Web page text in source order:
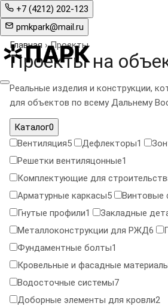
+7 (4212) 202-123
pmkpark@mail.ru
Главная › Проекты
Проекты на
Реальные изделия и конструкции,
для объектов по всему Дальнему
Каталог0
Вентиляция5 Дефлекторы1
Решетки вентиляцонные1
Комплектующие для
Арматурные каркасы5 Винтовые
Гнутые профили1 Закладные
Металлоконструкции для РЖД6
Фундаментные болты1
Кровельные и фасадные
Водосточные системы7
Доборные элементы для кровли2